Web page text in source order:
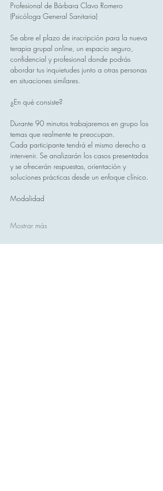
Profesional de Bárbara Clavo Romero
(Psicóloga General Sanitaria)
Se abre el plazo de inscripción para la nueva
terapia grupal online, un espacio seguro,
confidencial y profesional donde podrás
abordar tus inquietudes junto a otras personas
en situaciones similares.
¿En qué consiste?
Durante 90 minutos trabajaremos en grupo los
temas que realmente te preocupan.
Cada participante tendrá el mismo derecho a
intervenir. Se analizarán los casos presentados
y se ofrecerán respuestas, orientación y
soluciones prácticas desde un enfoque clínico.
Modalidad
Mostrar más